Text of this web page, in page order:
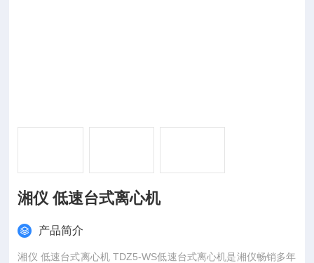
湘仪 低速台式离心机
产品简介
湘仪 低速台式离心机 TDZ5-WS低速台式离心机是湘仪畅销多年